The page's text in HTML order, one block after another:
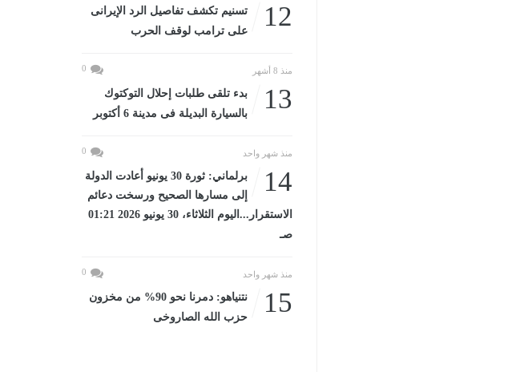
12
تسنيم تكشف تفاصيل الرد الإيرانى
على ترامب لوقف الحرب
منذ 8 أشهر 0
13
بدء تلقى طلبات إحلال التوكتوك
بالسيارة البديلة فى مدينة 6 أكتوبر
منذ شهر واحد 0
14
برلماني: ثورة 30 يونيو أعادت الدولة
إلى مسارها الصحيح ورسخت دعائم
الاستقرار...اليوم الثلاثاء، 30 يونيو 2026 01:21
صـ
منذ شهر واحد 0
15
نتنياهو: دمرنا نحو 90% من مخزون
حزب الله الصاروخى